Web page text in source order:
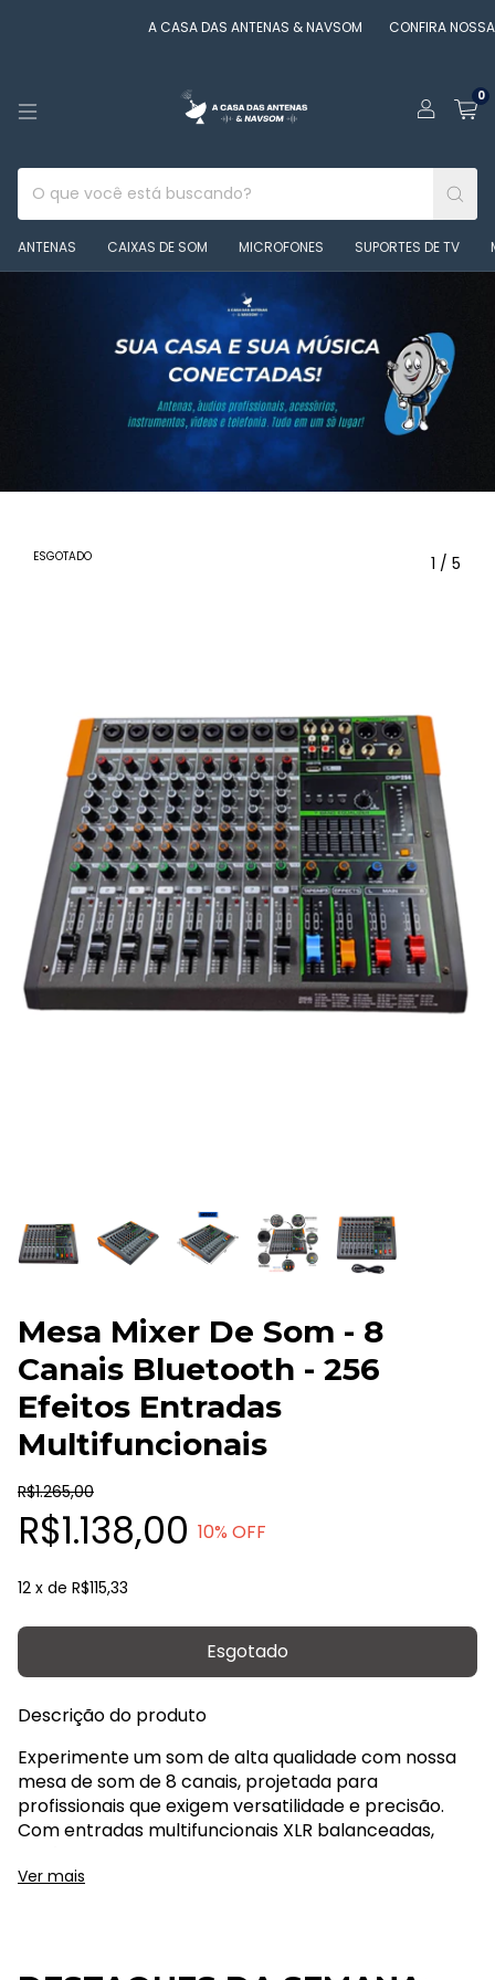
A CASA DAS ANTENAS & NAVSOM CONFIRA NOSSAS OFERTAS!
0
ANTENAS CAIXAS DE SOM MICROFONES SUPORTES DE TV
ESGOTADO 1 / 5
Mesa Mixer De Som - 8
Canais Bluetooth - 256
Efeitos Entradas
Multifuncionais
R$1.265,00
R$1.138,00 10% OFF
12 x de R$115,33
Descrição do produto
Experimente um som de alta qualidade com nossa
mesa de som de 8 canais, projetada para
profissionais que exigem versatilidade e precisão.
Com entradas multifuncionais XLR balanceadas,
com facilidade. A mesa possui 256 tipos de DSP de
Ver mais